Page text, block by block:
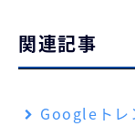
関連記事
Googleトレ